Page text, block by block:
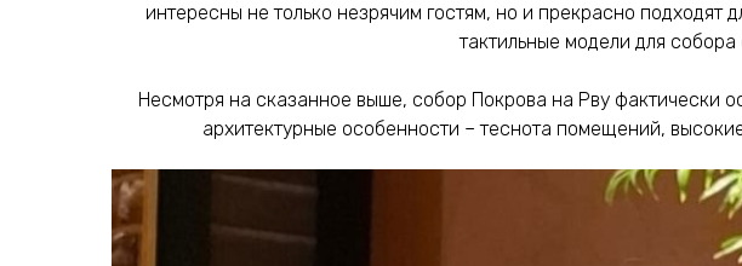
интересны не только незрячим гостям, но и прекрасно подходят
тактильные модели для
Несмотря на сказанное выше, собор Покрова на Рву фактически
архитектурные особенности – теснота помещений,